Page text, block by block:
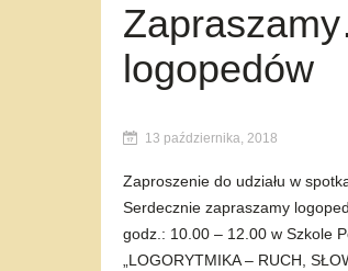
logopedów
13 października, 2018
Zaproszenie do udziału w
Serdecznie zapraszamy
godz.: 10.00 – 12.00 w Szkole
„LOGORYTMIKA – RUCH,